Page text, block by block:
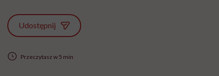
Udostępnij
Przeczytasz w 5 min